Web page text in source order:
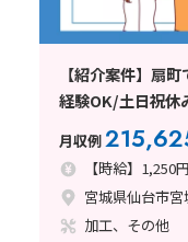
【紹介案件】扇
経験OK/土日祝休
月収例
【時給】1,250
宮城県仙台市
加工、その他